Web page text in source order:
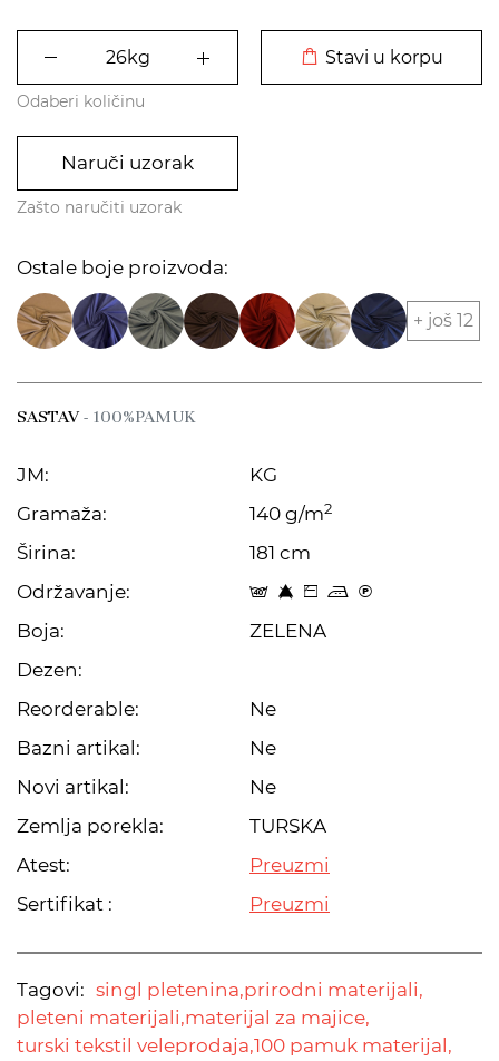
Stavi u korpu
Odaberi količinu
Naruči uzorak
Zašto naručiti uzorak
Ostale boje proizvoda:
+ još 12
SASTAV- 100%PAMUK
JM:
KG
Gramaža:
140 g/m2
Širina:
181 cm
Održavanje:
t 8 Z p C
Boja:
ZELENA
Dezen:
Reorderable:
Ne
Bazni artikal:
Ne
Novi artikal:
Ne
Zemlja porekla:
TURSKA
Atest:
Preuzmi
Sertifikat :
Preuzmi
Tagovi: singl pletenina,prirodni materijali,
pleteni materijali,materijal za majice,
turski tekstil veleprodaja,100 pamuk materijal,